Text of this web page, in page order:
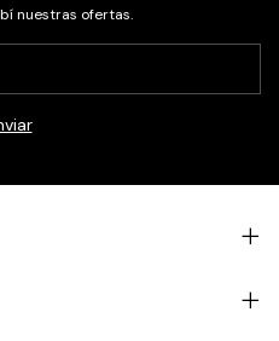
nuestras ofertas.